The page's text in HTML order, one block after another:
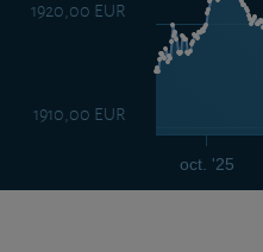
oct. '25
1910,00 EUR
1920,00 EUR